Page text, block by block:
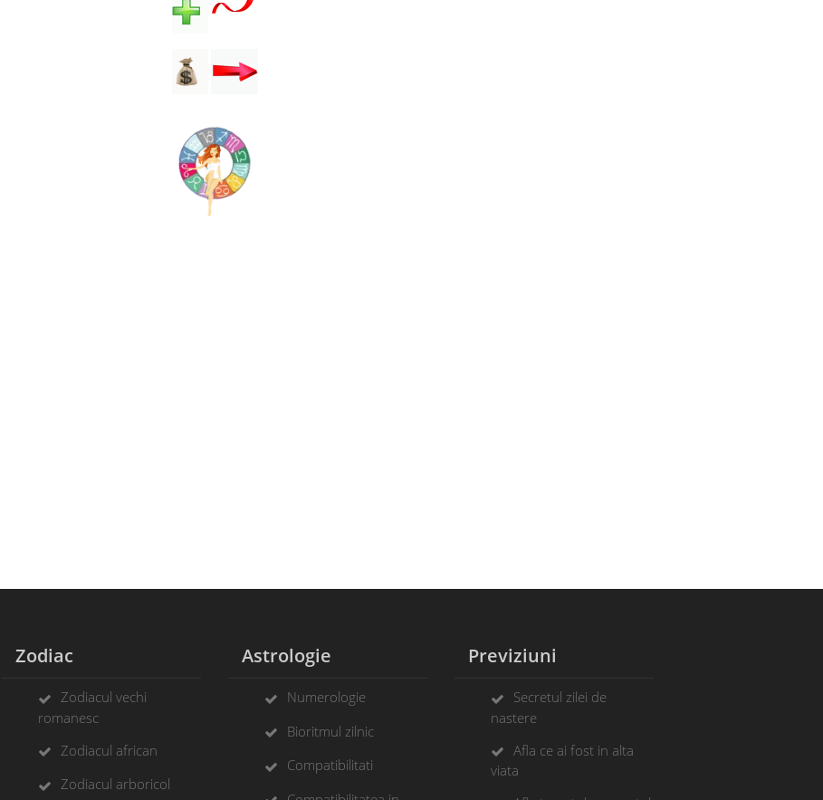
Zodiac
Zodiacul vechi
romanesc
Zodiacul african
Zodiacul arboricol
Astrologie
Numerologie
Bioritmul zilnic
Compatibilitati
Previziuni
Secretul zilei de
nastere
Afla ce ai fost in alta
viata